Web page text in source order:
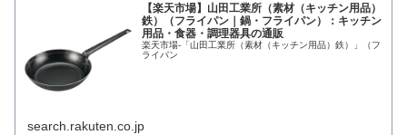
【楽天市場】山田工業所（素材（キッチン用品）
鉄）（フライパン｜鍋・フライパン）：キッチン
用品・食器・調理器具の通販
楽天市場-「山田工業所（素材（キッチン用品）鉄）」（フ
ライパン
search.rakuten.co.jp